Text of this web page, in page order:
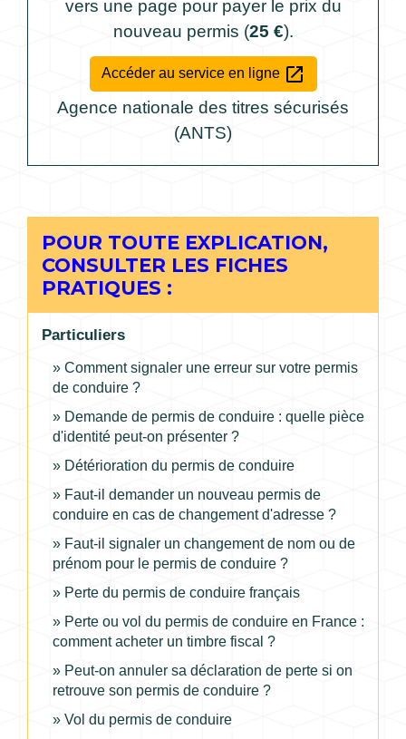
vers une page pour payer le prix du
nouveau permis (25 €).
Accéder au service en ligne open_in_new
Agence nationale des titres sécurisés
(ANTS)
POUR TOUTE EXPLICATION,
CONSULTER LES FICHES
PRATIQUES :
Particuliers
Comment signaler une erreur sur votre permis
de conduire ?
Demande de permis de conduire : quelle pièce
d'identité peut-on présenter ?
Détérioration du permis de conduire
Faut-il demander un nouveau permis de
conduire en cas de changement d'adresse ?
Faut-il signaler un changement de nom ou de
prénom pour le permis de conduire ?
Perte du permis de conduire français
Perte ou vol du permis de conduire en France :
comment acheter un timbre fiscal ?
Peut-on annuler sa déclaration de perte si on
retrouve son permis de conduire ?
Vol du permis de conduire